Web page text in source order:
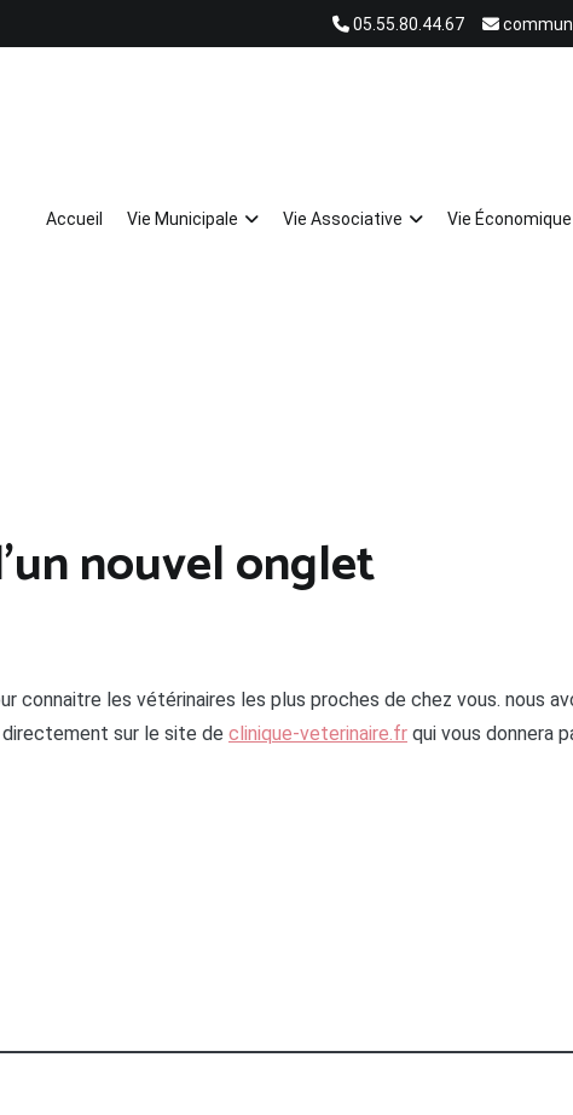
05.55.80.44.67
Accueil Vie Municipale Vie Associative Vie Économique
nouvel onglet
connaitre les vétérinaires les plus proches de chez vous. nous
directement sur le site de clinique-veterinaire.fr qui vous donnera